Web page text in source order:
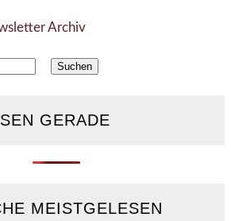
Archiv
GERADE
MEISTGELESEN